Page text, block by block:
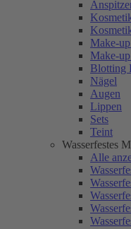
Make-
Make-
Blotting
Nägel
Augen
Lippen
Sets
Teint
Wasserfestes
Alle